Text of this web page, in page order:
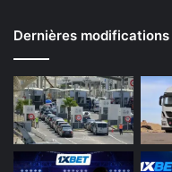
Dernières